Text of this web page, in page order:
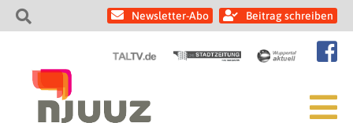
Newsletter-Abo Beitrag schreiben